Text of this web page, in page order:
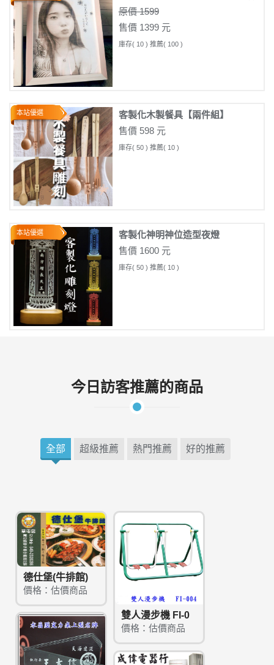
原價 1599
售價 1399 元
庫存( 10 ) 推薦( 100 )
本站優選
客製化木製餐具【兩件組】
售價 598 元
庫存( 50 ) 推薦( 10 )
本站優選
客製化神明神位造型夜燈
售價 1600 元
庫存( 50 ) 推薦( 10 )
今日訪客推薦的商品
全部 超級推薦 熱門推薦 好的推薦
德仕堡(牛排館)
價格：估價商品
雙人漫步機 FI-0
價格：估價商品